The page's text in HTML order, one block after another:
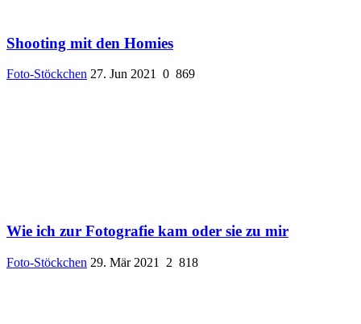
Shooting mit den Homies
Foto-Stöckchen 27. Jun 2021 0 869
Wie ich zur Fotografie kam oder sie zu mir
Foto-Stöckchen 29. Mär 2021 2 818